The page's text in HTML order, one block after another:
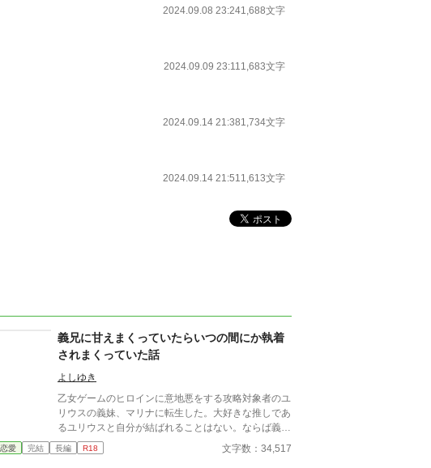
2024.09.08 23:241,688文字
2024.09.09 23:111,683文字
2024.09.14 21:381,734文字
2024.09.14 21:511,613文字
義兄に甘えまくっていたらいつの間にか執着
されまくっていた話
よしゆき
乙女ゲームのヒロインに意地悪をする攻略対象者のユ
リウスの義妹、マリナに転生した。大好きな推しであ
るユリウスと自分が結ばれることはない。ならば義妹
として目一杯甘えまくって楽しもうと考えたのだが、
気づけばユリウスにめちゃくちゃ執着されていた話。
恋愛 完結 長編 R18 文字数：34,517